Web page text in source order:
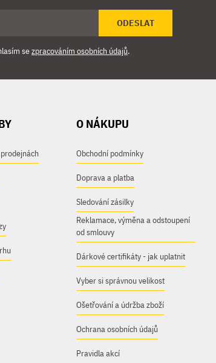
ODESLAT
sezpracováním osobních údajů.
O NÁKUPU
Obchodní podmínky
Doprava a platba
Sledování zásilky
Reklamace, výměna a odstoupení
od smlouvy
Dárkové certifikáty - jak uplatnit
Vyber si správnou velikost
Ošetřování a údržba zboží
Ochrana osobních údajů
Pravidla akcí